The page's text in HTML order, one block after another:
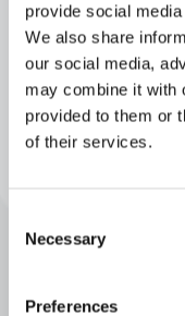
provide social
We also share
our social media,
may combine it with
provided to them or
of their services.
Selection
Necessary
Preferences
Wie läuft ein
Alles hat ein Ende,
iterativer Prozess.